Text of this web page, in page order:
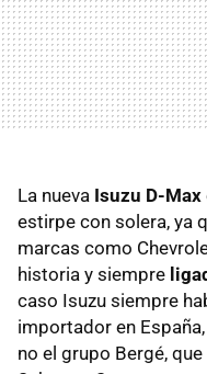
La nueva Isuzu D-Max
estirpe con solera, ya
marcas como
historia y siempre
caso Isuzu siempre
importador en
no el grupo Bergé,